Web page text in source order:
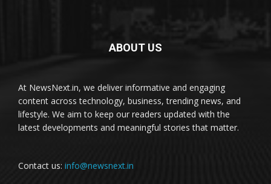
ABOUT US
At NewsNext.in, we deliver informative and engaging
content across technology, business, trending news, and
lifestyle. We aim to keep our readers updated with the
latest developments and meaningful stories that matter.
Contact us: info@newsnext.in